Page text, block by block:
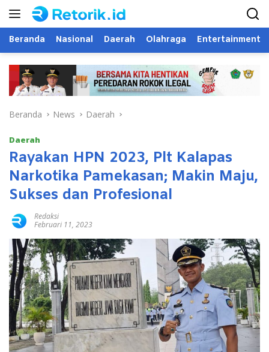
Langsung
Beranda Nasional Daerah Olahraga Entertainment
Beranda News Daerah
Daerah
Rayakan HPN 2023, Plt Kalapas
Narkotika Pamekasan; Makin Maju,
Sukses dan Profesional
Redaksi
Februari 11, 2023